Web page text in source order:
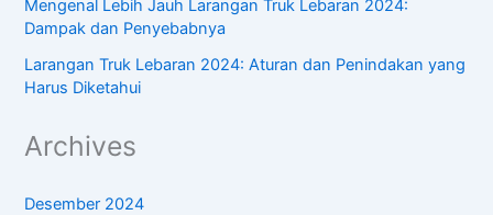
Mengenal Lebih Jauh Larangan Truk Lebaran 2024:
Dampak dan Penyebabnya
Larangan Truk Lebaran 2024: Aturan dan Penindakan yang
Harus Diketahui
Archives
Desember 2024